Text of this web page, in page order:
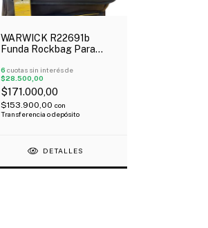
WARWICK R22691b
Funda Rockbag Para
Reforzada Oferta!
6 cuotas sin interés de
$28.500,00
$171.000,00
$153.900,00 con
Transferencia o depósito
DETALLES